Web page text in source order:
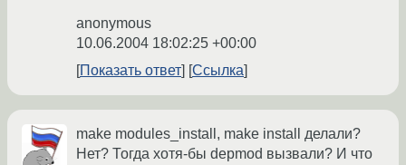
anonymous
10.06.2004 18:02:25 +00:00
Показать ответ
Ссылка
make modules_install, make install делали?
Нет? Тогда хотя-бы depmod вызвали? И что